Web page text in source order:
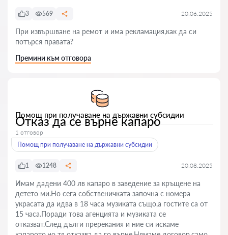
3 569 20.06.2025
При извършване на ремот и има рекламация,как да си
потърся правата?
Премини към отговора
Помощ при получаване на държавни субсидии
Отказ да се върне капаро
1 отговор
Помощ при получаване на държавни субсидии
1 1248 20.08.2025
Имам дадени 400 лв капаро в заведение за кръщене на
детето ми.Но сега собственичката започна с номера
украсата да идва в 18 часа музиката също,а гостите са от
15 часа.Поради това агенцията и музиката се
отказват.След дълги пререкания и ние си искаме